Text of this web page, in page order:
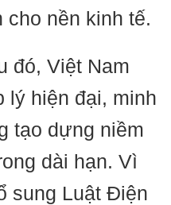
cho nền kinh tế.
đó, Việt Nam
lý hiện đại, minh
tạo dựng niềm
dài hạn. Vì
sung Luật Điện